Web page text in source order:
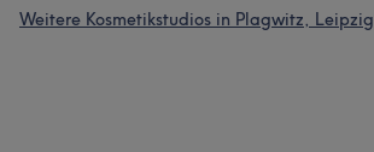
Weitere Kosmetikstudios in Plagwitz, Leipzig